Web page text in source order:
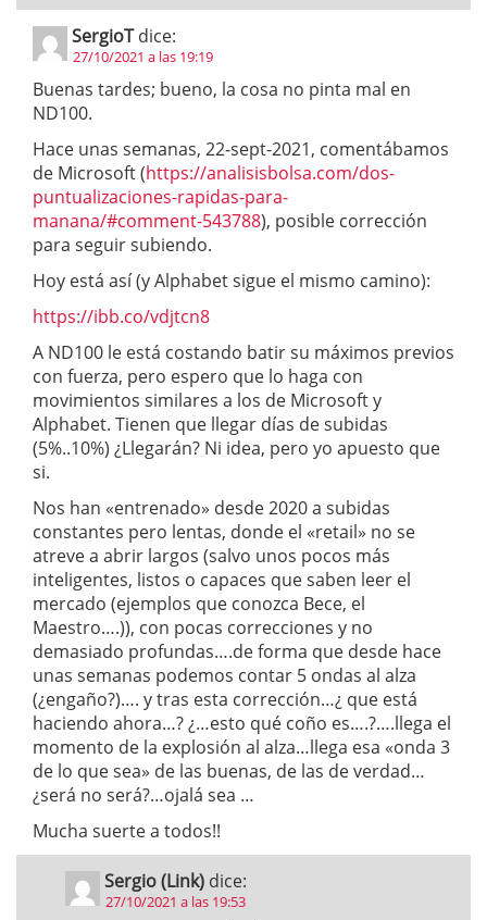
SergioT dice:
27/10/2021 a las 19:19
Buenas tardes; bueno, la cosa no pinta mal en
ND100.
Hace unas semanas, 22-sept-2021, comentábamos
de Microsoft (https://analisisbolsa.com/dos-
puntualizaciones-rapidas-para-
manana/#comment-543788), posible corrección
para seguir subiendo.
Hoy está así (y Alphabet sigue el mismo camino):
https://ibb.co/vdjtcn8
A ND100 le está costando batir su máximos previos
con fuerza, pero espero que lo haga con
movimientos similares a los de Microsoft y
Alphabet. Tienen que llegar días de subidas
(5%..10%) ¿Llegarán? Ni idea, pero yo apuesto que
si.
Nos han «entrenado» desde 2020 a subidas
constantes pero lentas, donde el «retail» no se
atreve a abrir largos (salvo unos pocos más
inteligentes, listos o capaces que saben leer el
mercado (ejemplos que conozca Bece, el
Maestro….)), con pocas correcciones y no
demasiado profundas….de forma que desde hace
unas semanas podemos contar 5 ondas al alza
(¿engaño?)…. y tras esta corrección…¿ que está
haciendo ahora…? ¿…esto qué coño es….?….llega el
momento de la explosión al alza…llega esa «onda 3
de lo que sea» de las buenas, de las de verdad…
¿será no será?…ojalá sea …
Mucha suerte a todos!!
Sergio (Link) dice:
27/10/2021 a las 19:53